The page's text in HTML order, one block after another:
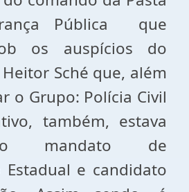
Pública que
os auspícios do
Sché que, além
o Grupo: Polícia Civil
também, estava
mandato de
Estadual e candidato